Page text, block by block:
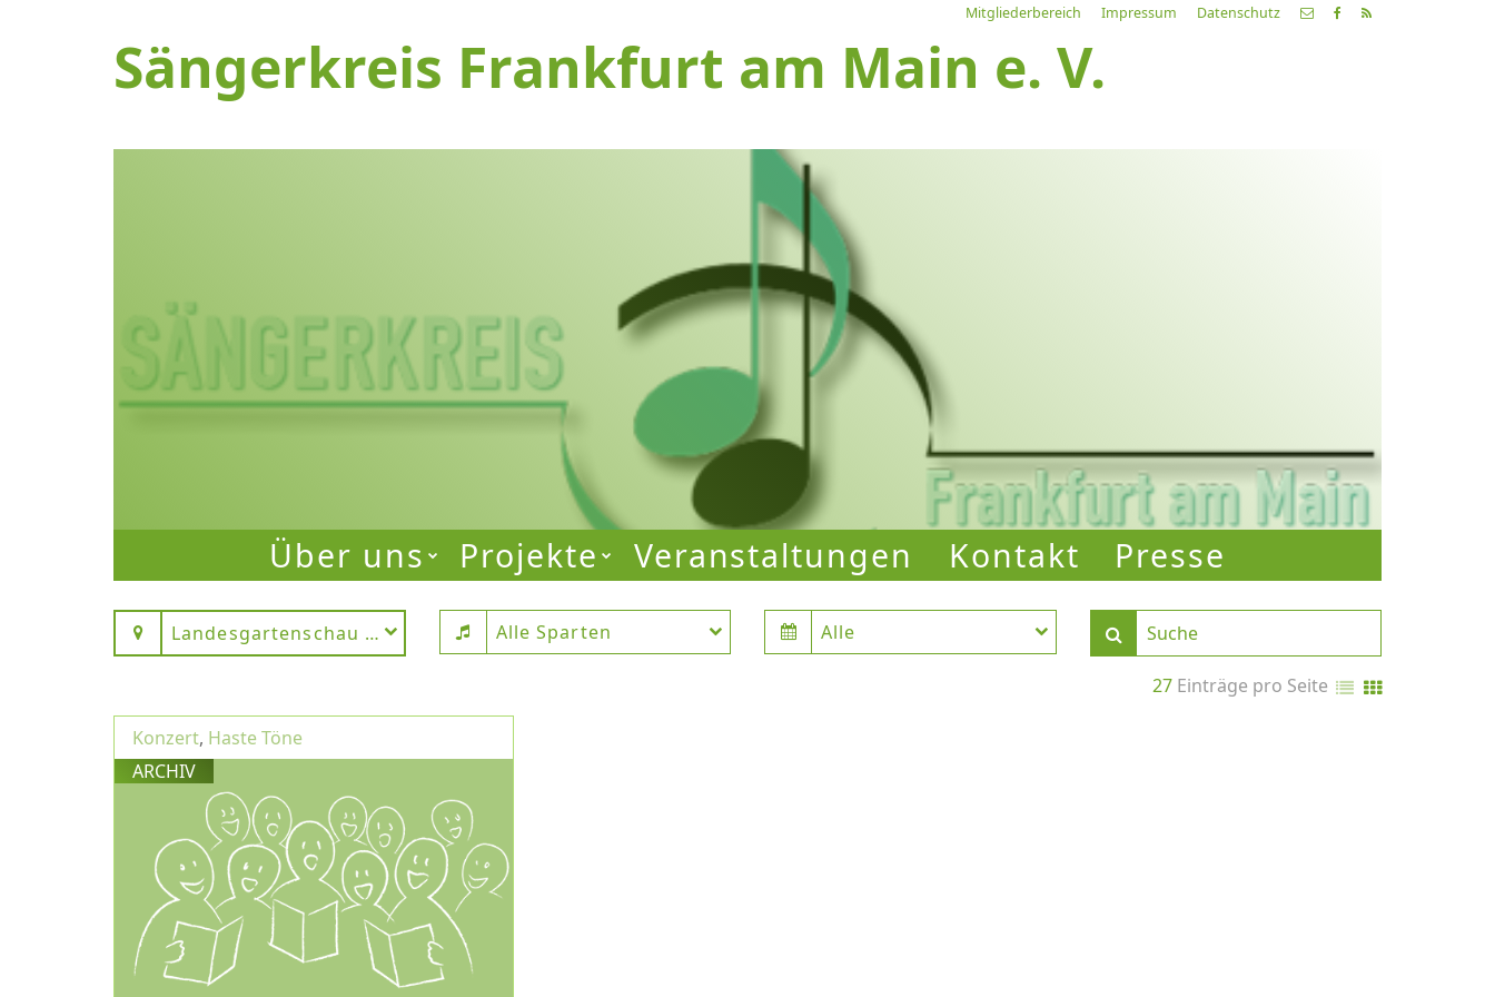
Mitgliederbereich Impressum Datenschutz
Sängerkreis Frankfurt am Main e. V.
Letzte Alle
Über uns Projekte Veranstaltungen Kontakt Presse
Landesgartenschau Fulda Alle Sparten Alle
27 Einträge pro Seite
Konzert, Haste Töne
ARCHIV